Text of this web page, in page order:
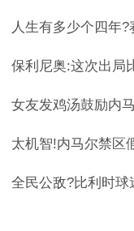
人生有多少个四年
保利尼奥:这次出局
太机智!内马尔禁区
全民公敌?比利时